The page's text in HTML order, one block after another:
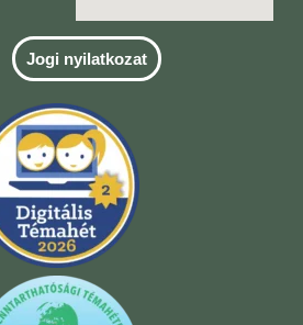
Jogi nyilatkozat